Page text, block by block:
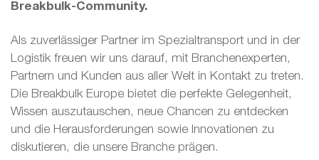
Breakbulk-Community.
Als zuverlässiger Partner im Spezialtransport und in der
Logistik freuen wir uns darauf, mit Branchenexperten,
Partnern und Kunden aus aller Welt in Kontakt zu treten.
Die Breakbulk Europe bietet die perfekte Gelegenheit,
Wissen auszutauschen, neue Chancen zu entdecken
und die Herausforderungen sowie Innovationen zu
diskutieren, die unsere Branche prägen.